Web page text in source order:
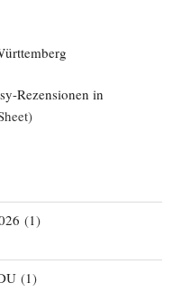
Rezensionen in
(1)
(1)